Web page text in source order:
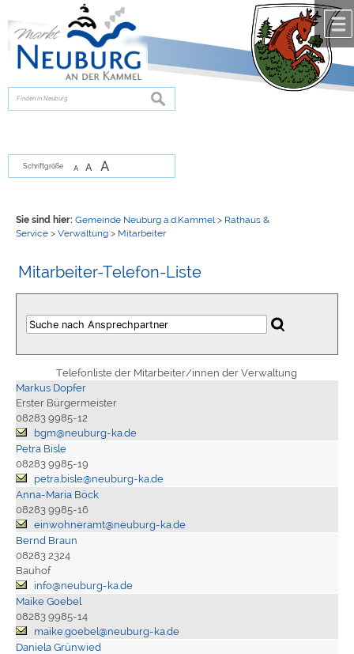
zur Navigationoder
springen.
suchen
Schriftgröße A A A
Sie sind hier: Gemeinde Neuburg a.d.Kammel > Rathaus &
Service> Verwaltung> Mitarbeiter
Mitarbeiter-Telefon-Liste
Telefonliste der Mitarbeiter/innen der Verwaltung
Markus Dopfer
Erster Bürgermeister
08283 9985-12
bgm@neuburg-ka.de
Petra Bisle
08283 9985-19
petra.bisle@neuburg-ka.de
Anna-Maria Böck
08283 9985-16
einwohneramt@neuburg-ka.de
Bernd Braun
08283 2324
Bauhof
info@neuburg-ka.de
Maike Goebel
08283 9985-14
maike.goebel@neuburg-ka.de
Daniela Grünwied